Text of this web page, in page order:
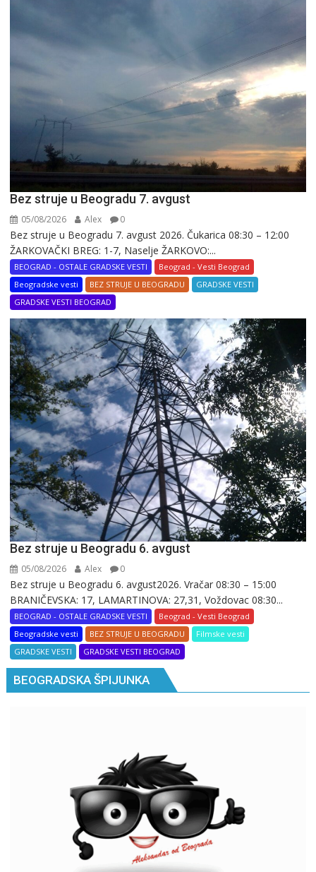
Bez struje u Beogradu 7. avgust
05/08/2026 Alex 0
Bez struje u Beogradu 7. avgust 2026. Čukarica 08:30 – 12:00
ŽARKOVAČKI BREG: 1-7, Naselje ŽARKOVO:...
BEOGRAD - OSTALE GRADSKE VESTI
Beograd - Vesti Beograd
Beogradske vesti
BEZ STRUJE U BEOGRADU
GRADSKE VESTI
GRADSKE VESTI BEOGRAD
Bez struje u Beogradu 6. avgust
05/08/2026 Alex 0
Bez struje u Beogradu 6. avgust2026. Vračar 08:30 – 15:00
BRANIČEVSKA: 17, LAMARTINOVA: 27,31, Voždovac 08:30...
BEOGRAD - OSTALE GRADSKE VESTI
Beograd - Vesti Beograd
Beogradske vesti
BEZ STRUJE U BEOGRADU
Filmske vesti
GRADSKE VESTI
GRADSKE VESTI BEOGRAD
BEOGRADSKA ŠPIJUNKA